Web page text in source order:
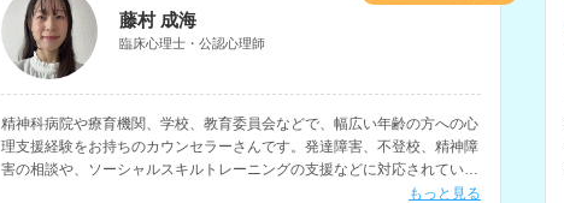
藤村 成海
臨床心理士・公認心理師
精神科病院や療育機関、学校、教育委員会などで、幅広い年齢の方への心
理支援経験をお持ちのカウンセラーさんです。発達障害、不登校、精神障
害の相談や、ソーシャルスキルトレーニングの支援などに対応されていま
もっと見る